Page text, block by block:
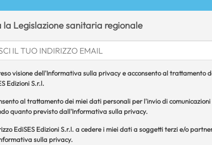
la Legislazione sanitaria regionale
visione dell'Informativa sulla privacy e acconsento al trattamento
Edizioni S.r.l.
al trattamento dei miei dati personali per l'invio di
quanto previsto dall'Informativa sulla privacy.
EdiSES Edizioni S.r.l. a cedere i miei dati a soggetti terzi e/o
sulla privacy.